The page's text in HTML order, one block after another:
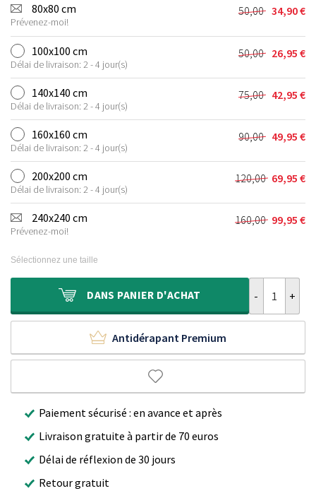
80x80 cm
Prévenez-moi!
50,00
Le
prix
initial
était :
50,00 €.
34,90€
Le
prix
actuel
est :
34,90 €.
100x100 cm
Délai de livraison: 2 - 4 jour(s)
50,00
Le
prix
initial
était :
50,00 €.
26,95 €
Le
prix
actuel
est :
26,95 €.
140x140 cm
Délai de livraison: 2 - 4 jour(s)
75,00
Le
prix
initial
était :
75,00 €.
42,95 €
Le
prix
actuel
est :
42,95 €.
160x160 cm
Délai de livraison: 2 - 4 jour(s)
90,00
Le
prix
initial
était :
90,00 €.
49,95 €
Le
prix
actuel
est :
49,95 €.
200x200 cm
Délai de livraison: 2 - 4 jour(s)
120,00
Le
prix
initial
était :
69,95 €
Le
prix
actuel
est :
240x240 cm
Prévenez-moi!
160,00
Le
160,00 €.
99,95 €
Le
99,95 €.
Sélectionnez une taille
DANS PANIER D'ACHAT
Antidérapant Premium
Paiement sécurisé : en avance et après
Livraison gratuite à partir de 70 euros
Délai de réflexion de 30 jours
Retour gratuit